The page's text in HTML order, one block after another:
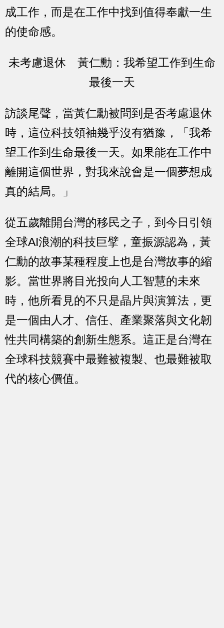
成工作，而是在工作中找到值得奉獻一生
的使命感。
未考慮退休 黃仁勳：我希望工作到生命
最後一天
訪談尾聲，當黃仁勳被問到是否考慮退休
時，這位科技領袖幾乎沒有猶豫，「我希
望工作到生命最後一天。如果能在工作中
離開這個世界，對我來說會是一個夢想成
真的結局。」
從五歲離開台灣的移民之子，到今日引領
全球AI浪潮的科技巨擘，童振源認為，黃
仁勳的故事某種程度上也是台灣故事的縮
影。當世界將目光投向人工智慧的未來
時，他所看見的不只是晶片與演算法，更
是一個由人才、信任、產業聚落與文化韌
性共同構築的創新生態系。這正是台灣在
全球科技競賽中最難被複製、也最難被取
代的核心價值。